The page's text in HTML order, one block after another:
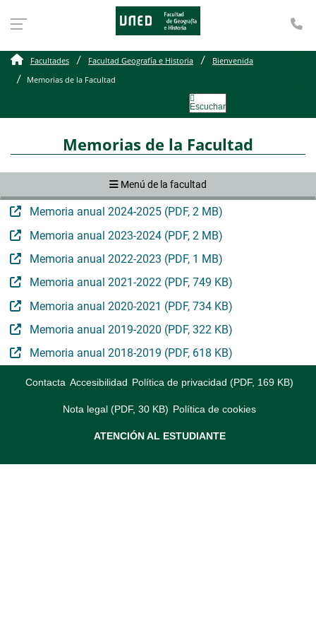
Memorias de la Facultad
Facultades Facultad Geografía e Historia
Bienvenida
Memorias de la Facultad
Escuchar
Memorias de la Facultad
Menú de la facultad
Memoria anual 2024-2025 (PDF, 2 MB)
Memoria anual 2023-2024 (PDF, 2 MB)
Memoria anual 2022-2023 (PDF, 1 MB)
Memoria anual 2021-2022 (PDF, 749 KB)
Memoria anual 2020-2021 (PDF, 734 KB)
Memoria anual 2019-2020 (PDF, 322 KB)
Memoria anual 2018-2019 (PDF, 618 KB)
Contacta Accesibilidad Política de privacidad (PDF, 169 KB)
Nota legal (PDF, 30 KB) Política de cookies
ATENCIÓN AL ESTUDIANTE